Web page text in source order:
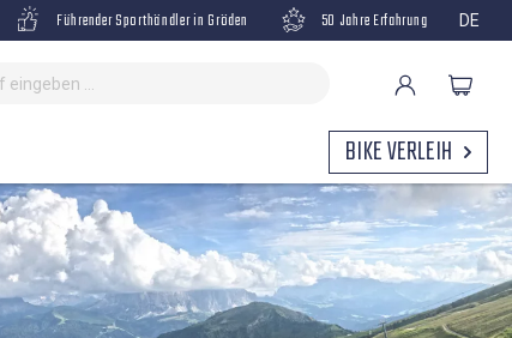
Führender Sporthändler in Gröden 50 Jahre Erfahrung DE
BIKE VERLEIH